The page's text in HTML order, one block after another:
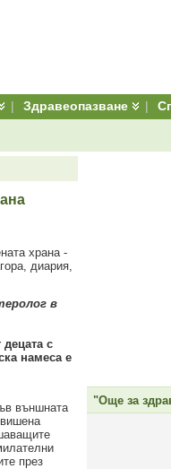
| Здравеопазване |
в
с
намеса е
външната
през
"Още за